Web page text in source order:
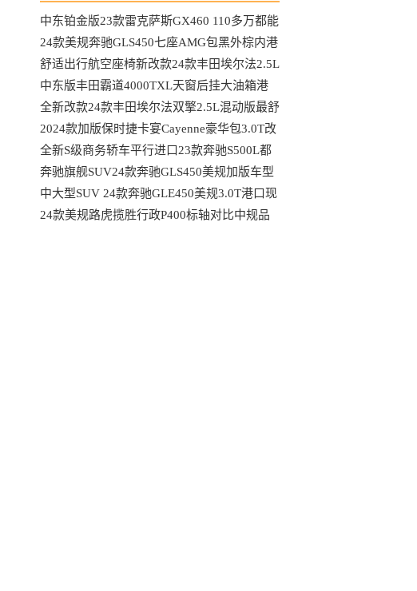
中东铂金版23款雷克萨斯GX460 110多万都能
选到哪些配置
24款美规奔驰GLS450七座AMG包黑外棕内港
口最具性价比车型
舒适出行航空座椅新改款24款丰田埃尔法2.5L
混动版天津大库行情
中东版丰田霸道4000TXL天窗后挂大油箱港
口最新行情可分期
全新改款24款丰田埃尔法双擎2.5L混动版最舒
适的MPV港口行情
2024款加版保时捷卡宴Cayenne豪华包3.0T改
款后都有哪些变动
全新S级商务轿车平行进口23款奔驰S500L都
有哪些独特优势
奔驰旗舰SUV24款奔驰GLS450美规加版车型
港口现车
中大型SUV 24款奔驰GLE450美规3.0T港口现
车最新行情
24款美规路虎揽胜行政P400标轴对比中规品